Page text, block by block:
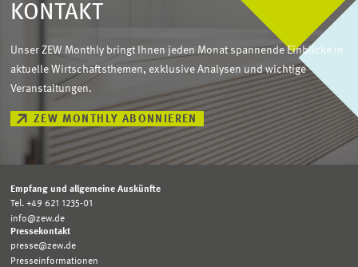
KONTAKT
Unser ZEW Monthly bringt Ihnen jeden Monat spannende Einblicke in
aktuelle Wirtschaftsthemen, exklusive Analysen und wichtige
Veranstaltungen.
ZEW MONTHLY ABONNIEREN
Empfang und allgemeine Auskünfte
Tel. +49 621 1235-01
info@zew.de
Pressekontakt
presse@zew.de
Presseinformationen